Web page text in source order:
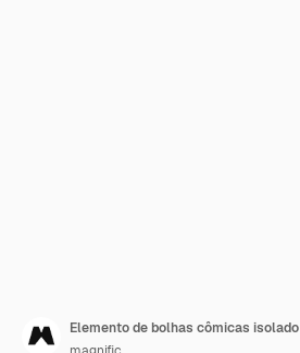
Elemento de bolhas cômicas isolado